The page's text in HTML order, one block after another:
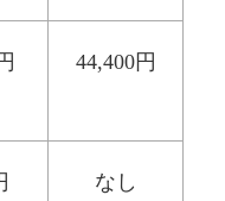
44,400円
なし